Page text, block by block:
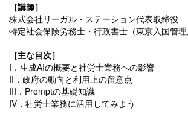
［講師］
株式会社リーガル・ステーション代表取締役
特定社会保険労務士・行政書士（東京入国管
［主な目次］
I．生成AIの概要と社労士業務への影響
II．政府の動向と利用上の留意点
III．Promptの基礎知識
IV．社労士業務に活用してみよう